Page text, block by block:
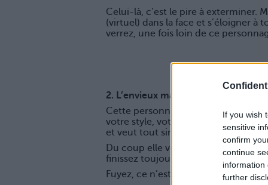
If you wish
sensitive
confirm
continue
information
further
Celui-là, c’est le pire à exterminer.
(virtuel) dans la face et s’éloigner
verrez, une fois loin de ce
2. L’envieux maladif
Cette personne vous colle, vous
votre style, votre mec, vos parents.
et veut tout simplement qu’elle ne
Du coup elle vous culpabilise, vous
finissez toujours les coups de
Fuyez, ce n’est pas une amie, elle